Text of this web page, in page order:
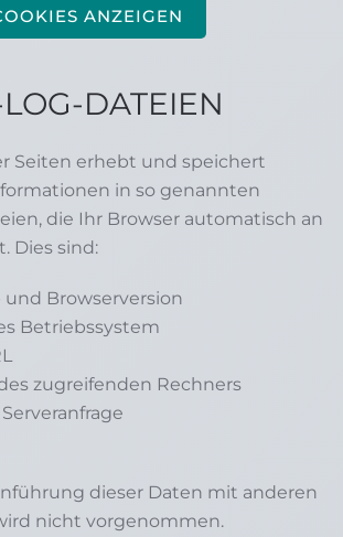
ANZEIGEN
DATEIEN
Seiten erhebt und speichert
in so genannten
die Ihr Browser automatisch an
Dies sind:
und Browserversion
Betriebssystem
zugreifenden Rechners
dieser Daten mit anderen
nicht vorgenommen.